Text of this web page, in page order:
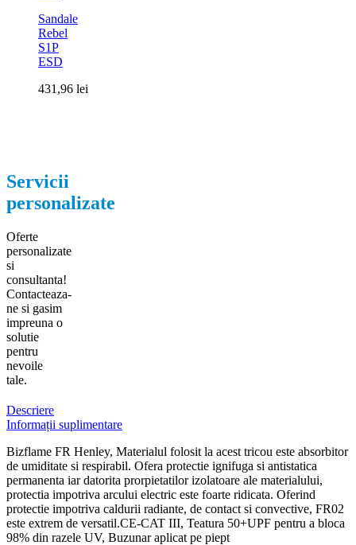
Sandale
Rebel
S1P
ESD
431,96 lei
Servicii
personalizate
Oferte
personalizate
si
consultanta!
Contacteaza-
ne si gasim
impreuna o
solutie
pentru
nevoile
tale.
Descriere
Informații suplimentare
Bizflame FR Henley, Materialul folosit la acest tricou este absorbitor
de umiditate si respirabil. Ofera protectie ignifuga si antistatica
permanenta iar datorita prorpietatilor izolatoare ale materialului,
protectia impotriva arcului electric este foarte ridicata. Oferind
protectie impotriva caldurii radiante, de contact si convective, FR02
este extrem de versatil.CE-CAT III, Teatura 50+UPF pentru a bloca
98% din razele UV, Buzunar aplicat pe piept